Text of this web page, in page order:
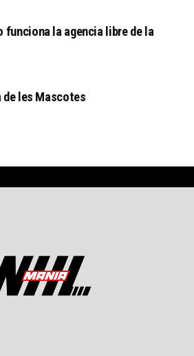
funciona la agencia libre de la
de les Mascotes